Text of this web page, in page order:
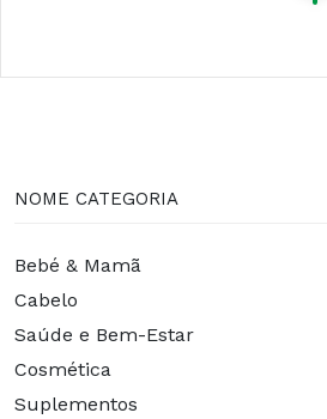
NOME CATEGORIA
Bebé & Mamã
Cabelo
Saúde e Bem-Estar
Cosmética
Suplementos